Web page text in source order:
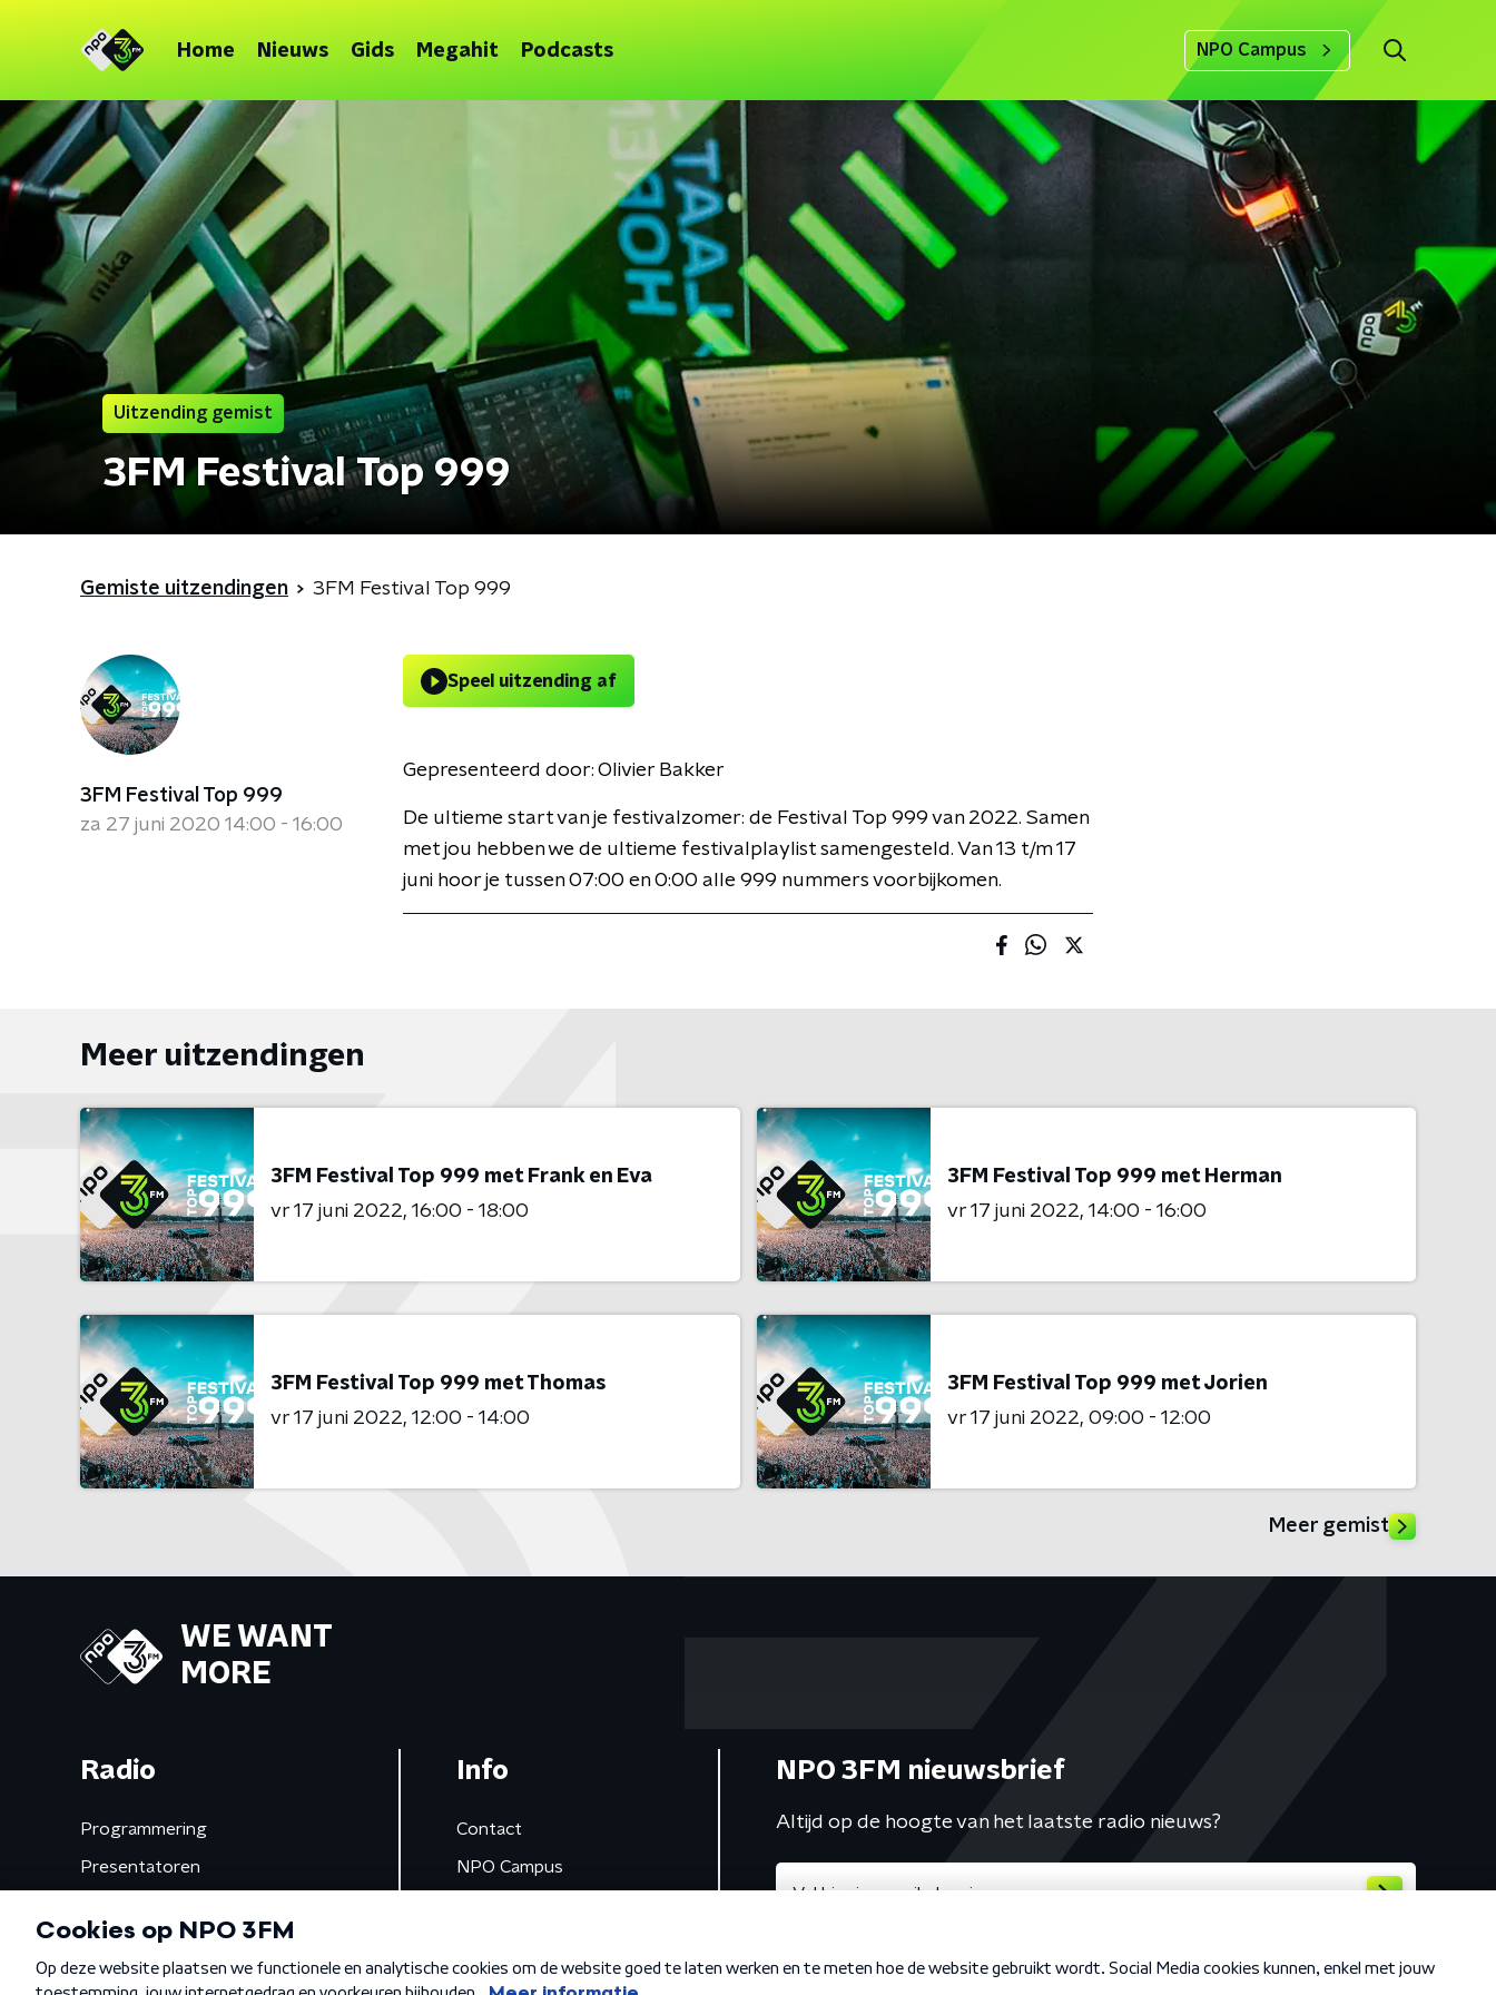
Home Nieuws Gids Megahit Podcasts NPO Campus
Uitzending gemist
3FM Festival Top 999
Gemiste uitzendingen 3FM Festival Top 999
3FM Festival Top 999
za 27 juni 2020 14:00 - 16:00
Speel uitzending af
Gepresenteerd door: Olivier Bakker
De ultieme start van je festivalzomer: de Festival Top 999 van 2022. Samen
met jou hebben we de ultieme festivalplaylist samengesteld. Van 13 t/m 17
juni hoor je tussen 07:00 en 0:00 alle 999 nummers voorbijkomen.
Meer uitzendingen
3FM Festival Top 999 met Frank en Eva
vr 17 juni 2022 16:00 - 18:00
3FM Festival Top 999 met Herman
vr 17 juni 2022 14:00 - 16:00
3FM Festival Top 999 met Thomas
vr 17 juni 2022 12:00 - 14:00
3FM Festival Top 999 met Jorien
vr 17 juni 2022 09:00 - 12:00
Meer gemist
WE WANT
MORE
Radio
Programmering
Presentatoren
Gemist
Info
Contact
NPO Campus
NPO 3FM nieuwsbrief
Altijd op de hoogte van het laatste radio nieuws?